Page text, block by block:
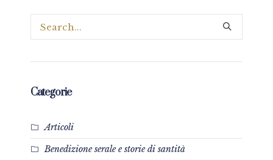
Categorie
Articoli
Benedizione serale e storie di santità